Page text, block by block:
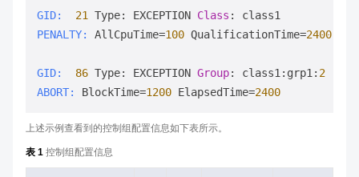
GID: 21 Type: EXCEPTION Class
PENALTY:
AllCpuTime=100 QualificationTime=2400
GID: 86 Type: EXCEPTION Group: class1:grp1: 2
ABORT:
BlockTime=1200 ElapsedTime=2400
上述示例查看到的控制组配置信息如下表所示。
表 1 控制组配置信息